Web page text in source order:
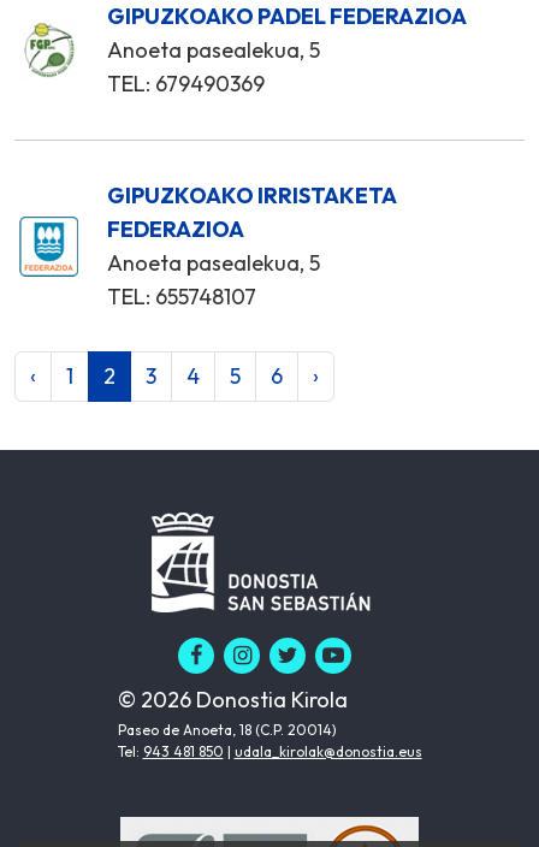
GIPUZKOAKO PADEL FEDERAZIOA
Anoeta pasealekua, 5
TEL: 679490369
GIPUZKOAKO IRRISTAKETA
FEDERAZIOA
Anoeta pasealekua, 5
TEL: 655748107
‹ 1 2 3 4 5 6 ›
© 2026 Donostia Kirola
Paseo de Anoeta, 18 (C.P. 20014)
Tel: 943 481 850 | udala_kirolak@donostia.eus